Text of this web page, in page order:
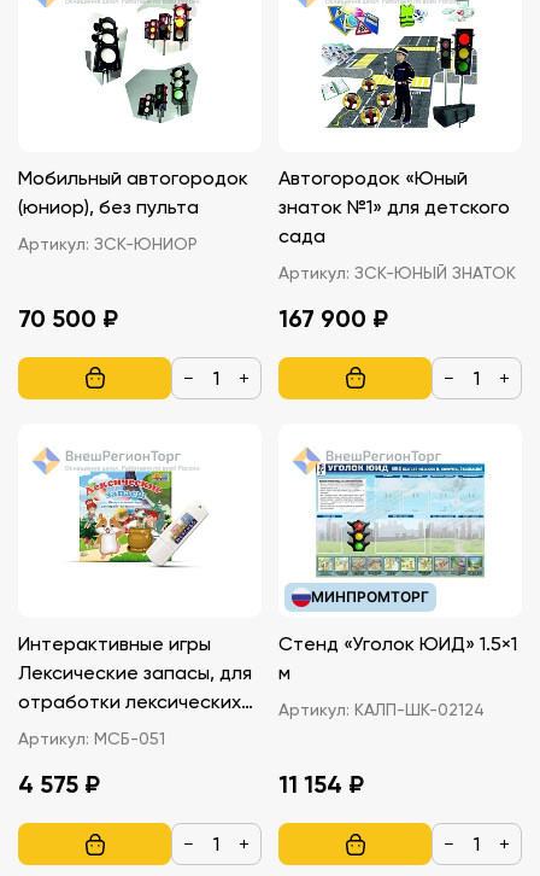
Мобильный автогородок
(юниор), без пульта
Артикул: ЗСК-ЮНИОР
70 500 ₽
− +
Автогородок «Юный
знаток №1» для детского
сада
Артикул: ЗСК-ЮНЫЙ ЗНАТОК
167 900 ₽
− +
Интерактивные игры
Лексические запасы, для
отработки лексических
тем
Артикул: МСБ-051
4 575 ₽
− +
МИНПРОМТОРГ
Стенд «Уголок ЮИД» 1.5×1
м
Артикул: КАЛП-ШК-02124
11 154 ₽
− +